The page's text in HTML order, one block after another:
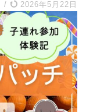
/ 2026年5月22日